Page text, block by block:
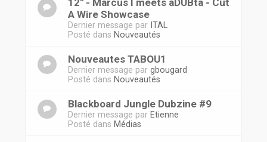
12'' - Marcus I meets aDUBta - Cut
A Wire Showcase
Dernier message par ITAL
Posté dans Nouveautés
Nouveautes TABOU1
Dernier message par gbougard
Posté dans Nouveautés
Blackboard Jungle Dubzine #9
Dernier message par Etienne
Posté dans Médias